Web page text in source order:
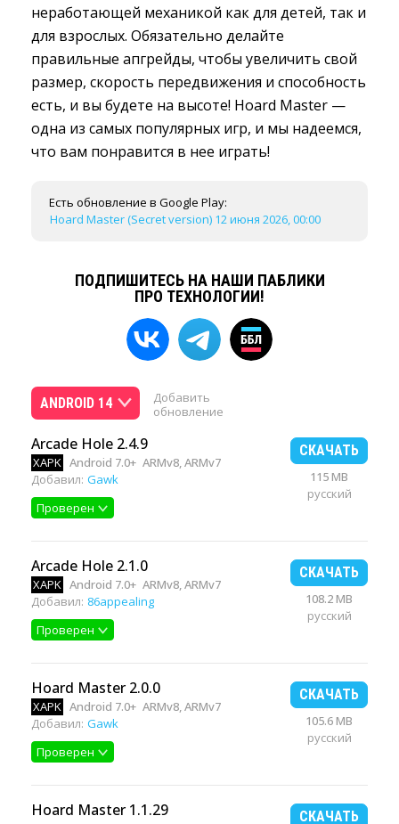
неработающей механикой как для детей, так и
для взрослых. Обязательно делайте
правильные апгрейды, чтобы увеличить свой
размер, скорость передвижения и способность
есть, и вы будете на высоте! Hoard Master —
одна из самых популярных игр, и мы надеемся,
что вам понравится в нее играть!
Есть обновление в Google Play:
Hoard Master (Secret version) 12 июня 2026, 00:00
ПОДПИШИТЕСЬ НА НАШИ ПАБЛИКИ
ПРО ТЕХНОЛОГИИ!
ANDROID 14
Добавить
обновление
Arcade Hole 2.4.9
XAPK Android 7.0+ ARMv8, ARMv7
Добавил: Gawk
Проверен
СКАЧАТЬ
115 MB
русский
Arcade Hole 2.1.0
XAPK Android 7.0+ ARMv8, ARMv7
Добавил: 86appealing
Проверен
СКАЧАТЬ
108.2 MB
русский
Hoard Master 2.0.0
XAPK Android 7.0+ ARMv8, ARMv7
Добавил: Gawk
Проверен
СКАЧАТЬ
105.6 MB
русский
Hoard Master 1.1.29 СКАЧАТЬ